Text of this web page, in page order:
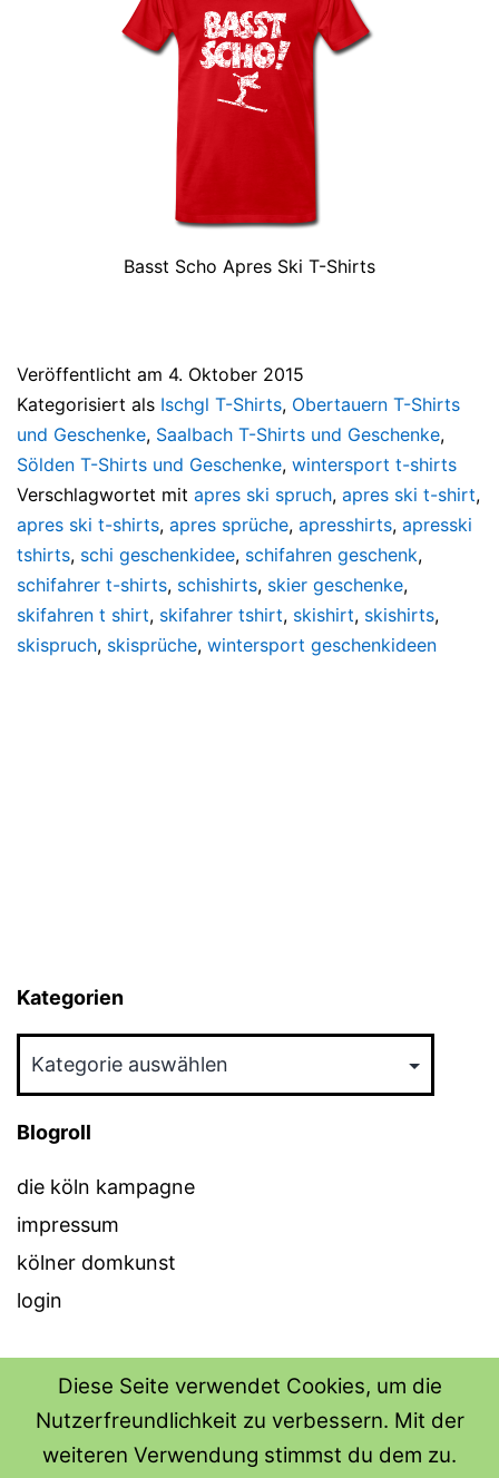
Basst Scho Apres Ski T-Shirts
Veröffentlicht am 4. Oktober 2015
Kategorisiert als Ischgl T-Shirts, Obertauern T-Shirts
und Geschenke, Saalbach T-Shirts und Geschenke,
Sölden T-Shirts und Geschenke, wintersport t-shirts
Verschlagwortet mit apres ski spruch, apres ski t-shirt,
apres ski t-shirts, apres sprüche, apresshirts, apresski
tshirts, schi geschenkidee, schifahren geschenk,
schifahrer t-shirts, schishirts, skier geschenke,
skifahren t shirt, skifahrer tshirt, skishirt, skishirts,
skispruch, skisprüche, wintersport geschenkideen
Kategorien
Blogroll
die köln kampagne
impressum
kölner domkunst
login
THE SHIRT SHOPS
Diese Seite verwendet Cookies, um die
Nutzerfreundlichkeit zu verbessern. Mit der
weiteren Verwendung stimmst du dem zu.